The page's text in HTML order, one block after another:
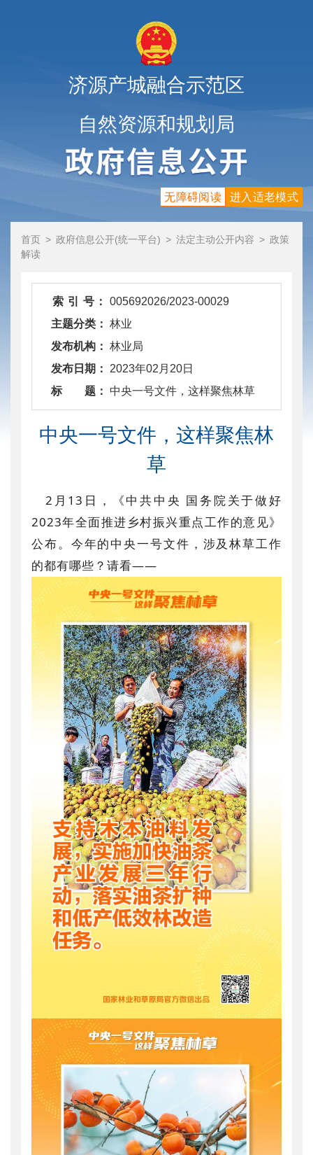
济源产城融合示范区
自然资源和规划局
进入适老模式
无障碍阅读
首页 > 政府信息公开(统一平台) > 法定主动公开内容 > 政策
解读
索 引 号：
005692026/2023-00029
主题分类： 林业
发布机构： 林业局
发布日期：
2023年02月20日
标 题：
​ 中央一号文件，这样聚焦林草
中央一号文件，这样聚焦林
草
2月13日，《中共中央 国务院关于做好
2023年全面推进乡村振兴重点工作的意见》
公布。今年的中央一号文件，涉及林草工作
的都有哪些？请看——